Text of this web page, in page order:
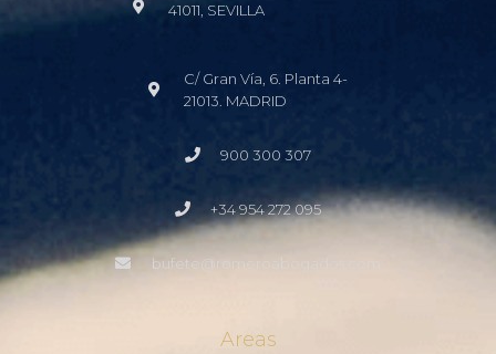
41011, SEVILLA
C/ Gran Vía, 6. Planta 4-
21013. MADRID
900 300 307
+34 954 272 095
bufete@romeroabogados.com
Areas